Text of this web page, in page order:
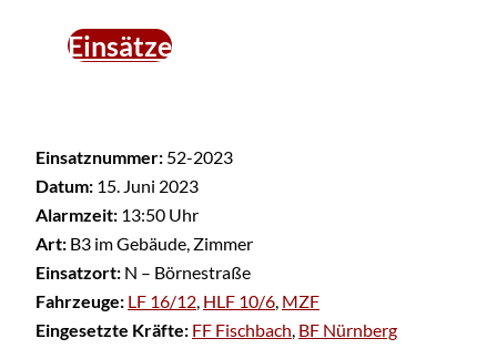
Einsätze
Einsatznummer: 52-2023
Datum: 15. Juni 2023
Alarmzeit: 13:50 Uhr
Art: B3 im Gebäude, Zimmer
Einsatzort: N – Börnestraße
Fahrzeuge: LF 16/12, HLF 10/6, MZF
Eingesetzte Kräfte: FF Fischbach, BF Nürnberg